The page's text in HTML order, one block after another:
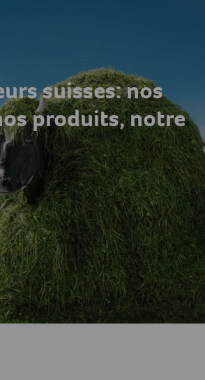
suisses: nos
produits, notre